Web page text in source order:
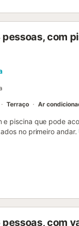
com
Terraço Ar
piscina que pode
no primeiro
está
se a sala de estar
turismo em
de lavar e secar
em desfrutar da sua
de café, chaleira
com